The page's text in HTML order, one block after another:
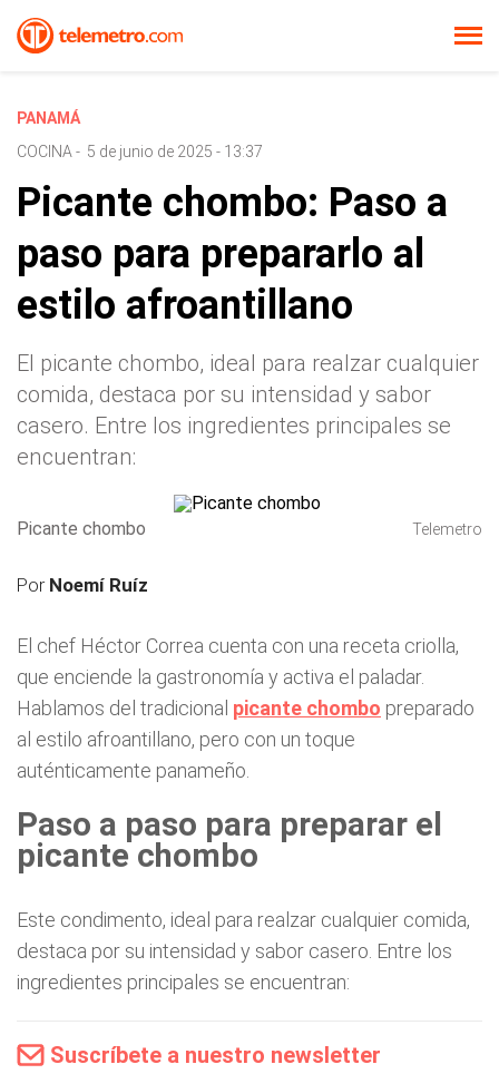
PANAMÁ
COCINA - 5 de junio de 2025 - 13:37
Picante chombo: Paso a
paso para prepararlo al
estilo afroantillano
El picante chombo, ideal para realzar cualquier
comida, destaca por su intensidad y sabor
casero. Entre los ingredientes principales se
encuentran:
Picante chombo Telemetro
Por Noemí Ruíz
El chef Héctor Correa cuenta con una receta criolla,
que enciende la gastronomía y activa el paladar.
Hablamos del tradicional picante chombo preparado
al estilo afroantillano, pero con un toque
auténticamente panameño.
Paso a paso para preparar el
picante chombo
Este condimento, ideal para realzar cualquier comida,
destaca por su intensidad y sabor casero. Entre los
ingredientes principales se encuentran:
Suscríbete a nuestro newsletter